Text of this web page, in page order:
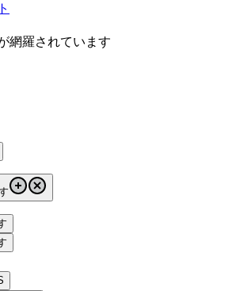
網羅されています